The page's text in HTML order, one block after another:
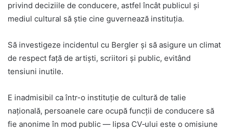
privind deciziile de conducere, astfel încât publicul și
mediul cultural să știe cine guvernează instituția.
Să investigeze incidentul cu Bergler și să asigure un climat
de respect față de artiști, scriitori și public, evitând
tensiuni inutile.
E inadmisibil ca într-o instituție de cultură de talie
națională, persoanele care ocupă funcții de conducere să
fie anonime în mod public — lipsa CV‑ului este o omisiune